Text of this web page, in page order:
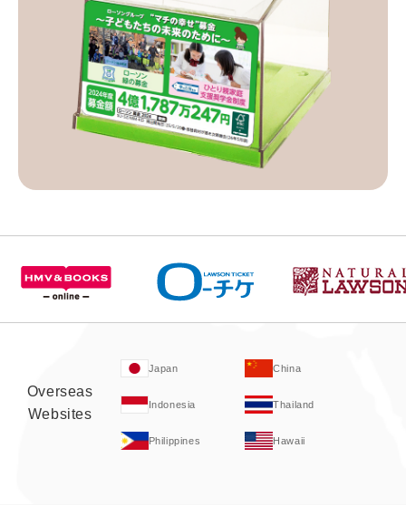
Overseas
Websites
Japan China
Indonesia Thailand
Philippines Hawaii